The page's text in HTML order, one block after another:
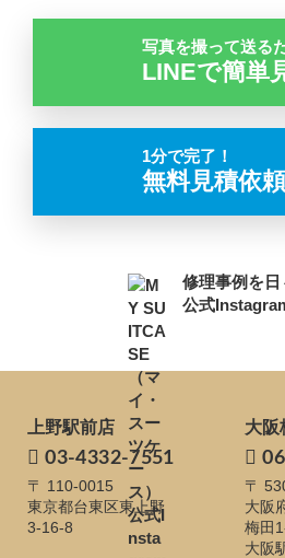
写真を撮って送る
LINEで簡単
1分で完了！
無料見積依頼
修理事例を日
公式
上野駅前店
03-4332-7551
〒 110-0015
東京都台東区東上野
3-16-8
大阪
〒
大阪
梅田
大阪